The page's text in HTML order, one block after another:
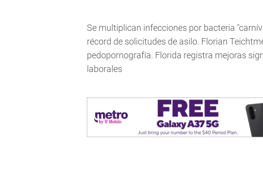
Se multiplican infecciones por bacteria
récord de solicitudes de asilo. Florian
pedopornografía. Florida registra mejoras
laborales